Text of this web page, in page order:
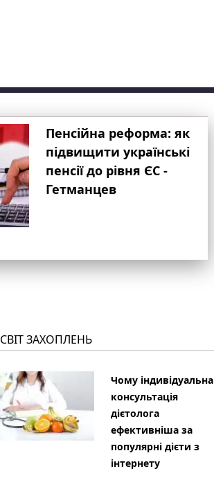
Пенсійна реформа: як
підвищити українські
пенсії до рівня ЄС -
Гетманцев
СВІТ ЗАХОПЛЕНЬ
Чому індивідуальна
консультація
дієтолога
ефективніша за
популярні дієти з
інтернету